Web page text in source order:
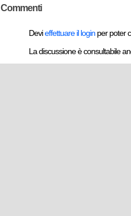
Commenti
Devieffettuare il login per poter
La discussione è consultabile